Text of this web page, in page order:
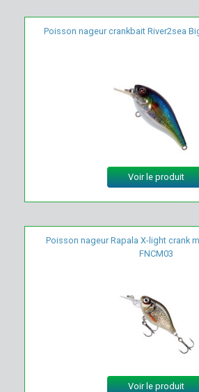
Poisson nageur crankbait River2sea
Voir le produit
Poisson nageur Rapala X-light crank
FNCM03
Voir le produit